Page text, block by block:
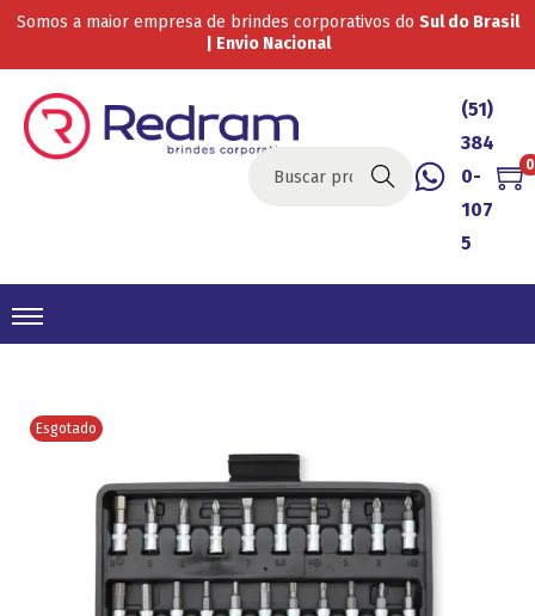
Somos a maior empresa de brindes corporativos do Sul do Brasil
| Envio Nacional
Buscar
(51)
384
0-
107
5
0
Esgotado